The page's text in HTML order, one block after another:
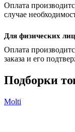
Оплата
случае
Для физических лиц
Оплата
заказа и его
Подборки
Molti